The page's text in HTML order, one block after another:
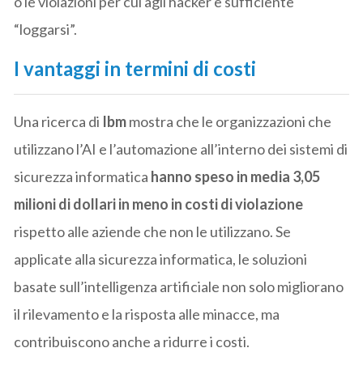
“loggarsi”.
I vantaggi in termini di costi
Una ricerca di Ibmmostra che le organizzazioni che
utilizzano l’AI e l’automazione all’interno dei sistemi di
sicurezza informatica hanno speso in media 3,05
milioni di dollari in meno in costi di violazione
rispetto alle aziende che non le utilizzano. Se
applicate alla sicurezza informatica, le soluzioni
basate sull’intelligenza artificiale non solo migliorano
il rilevamento e la risposta alle minacce, ma
contribuiscono anche a ridurre i costi.